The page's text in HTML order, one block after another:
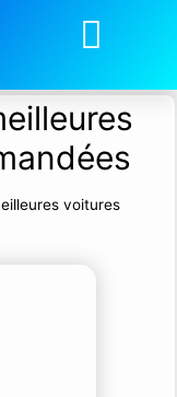
voitures